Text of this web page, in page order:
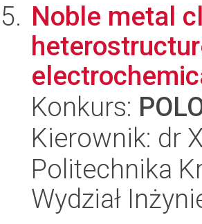
Noble metal
Konkurs:
Kierownik: dr
Politechnika
Wydział